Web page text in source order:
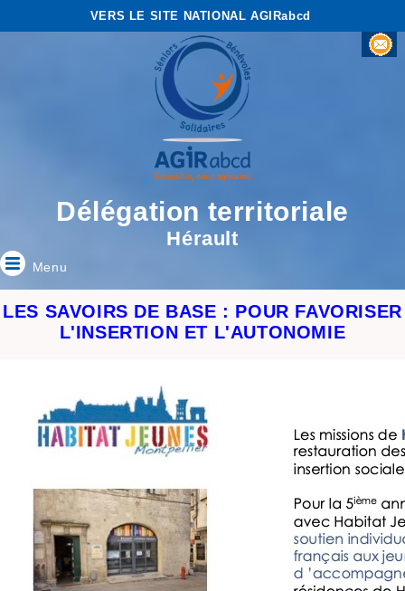
VERS LE SITE NATIONAL AGIRabcd
Délégation territoriale
Hérault
Menu
LES SAVOIRS DE BASE : POUR FAVORISER
L'INSERTION ET L'AUTONOMIE